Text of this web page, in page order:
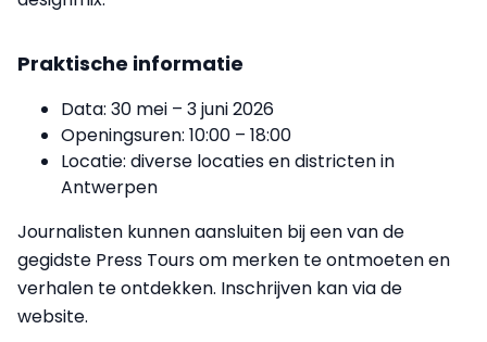
Praktische informatie
Data: 30 mei – 3 juni 2026
Openingsuren: 10:00 – 18:00
Locatie: diverse locaties en districten in
Antwerpen
Journalisten kunnen aansluiten bij een van de
gegidste Press Tours om merken te ontmoeten en
verhalen te ontdekken. Inschrijven kan via de
website.